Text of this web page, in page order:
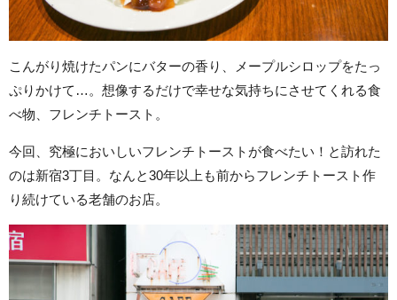
こんがり焼けたパンにバターの香り、メープルシロップをたっ
ぷりかけて…。想像するだけで幸せな気持ちにさせてくれる食
べ物、フレンチトースト。
今回、究極においしいフレンチトーストが食べたい！と訪れた
のは新宿3丁目。なんと30年以上も前からフレンチトースト作
り続けている老舗のお店。